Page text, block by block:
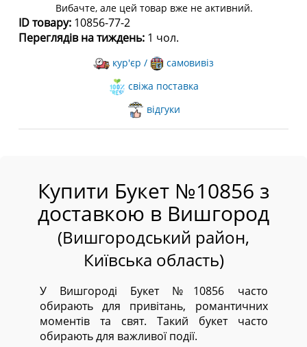
Вибачте, але цей товар вже не активний.
ID товару: 10856-77-2
Переглядів на тиждень: 1 чол.
кур'єр /
самовивіз
свіжа поставка
відгуки
Купити Букет №10856 з
доставкою в Вишгород
(Вишгородський район,
Київська область)
У Вишгороді Букет №10856 часто
обирають для привітань, романтичних
моментів та свят. Такий букет часто
обирають для важливої події.